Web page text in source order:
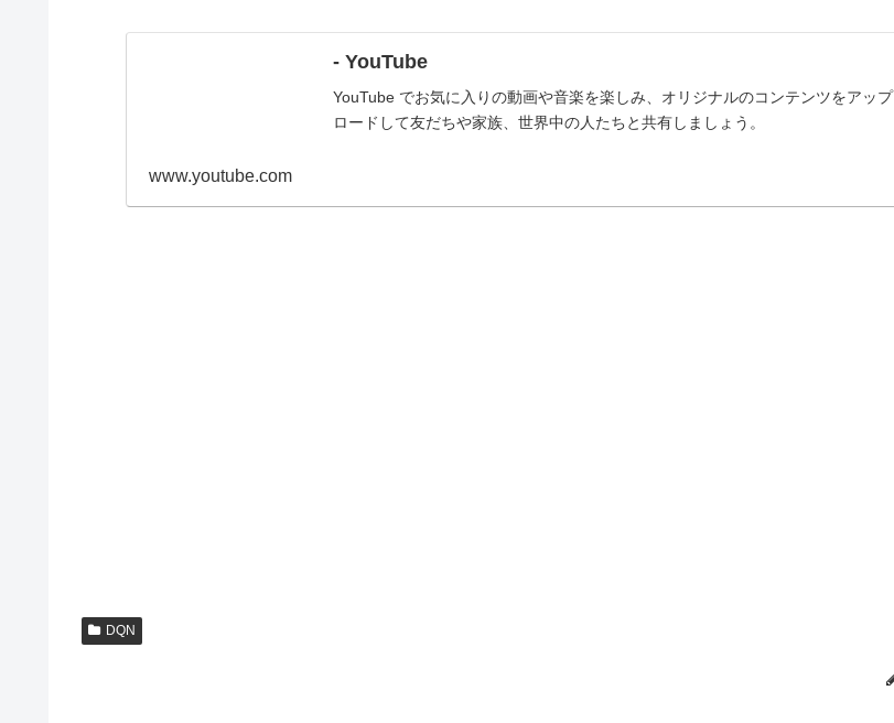
- YouTube
YouTube でお気に入りの動画や音楽を楽しみ、オリジナルのコンテンツをアップ
ロードして友だちや家族、世界中の人たちと共有しましょう。
www.youtube.com
DQN